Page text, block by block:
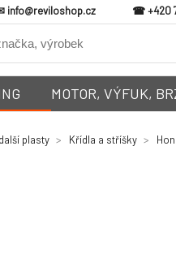
info@reviloshop.cz +420
MOTOR, VÝFUK,
plasty Křídla a stříšky